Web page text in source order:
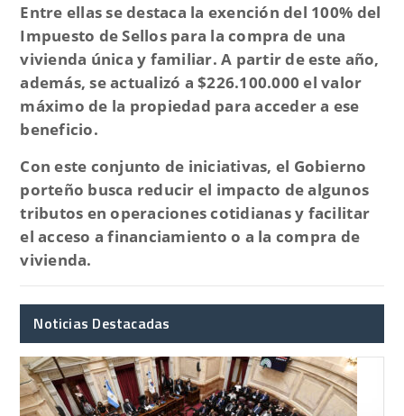
Entre ellas se destaca la exención del 100% del
Impuesto de Sellos para la compra de una
vivienda única y familiar. A partir de este año,
además, seactualizó a $226.100.000 el valor
máximo de la propiedad para acceder a ese
beneficio.
Con este conjunto de iniciativas, el Gobierno
porteño busca reducir el impacto de algunos
tributos en operaciones cotidianasy facilitar
el acceso a financiamiento o a la compra de
vivienda.
Noticias Destacadas